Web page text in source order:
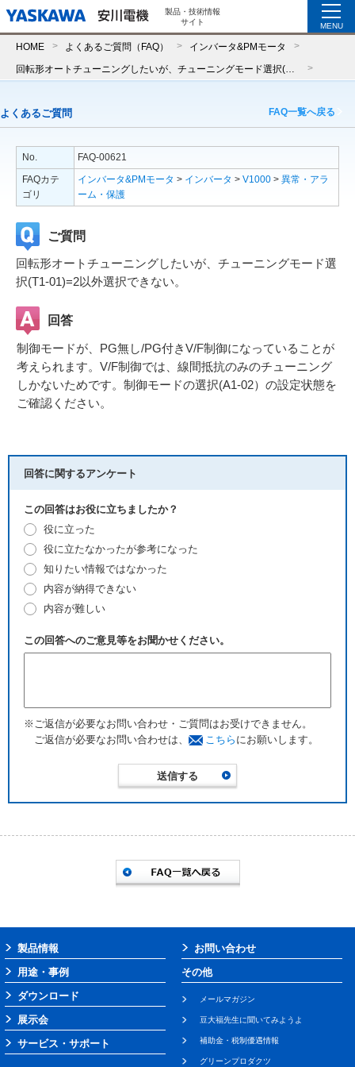
製品・技術情報
サイト
MENU
HOME よくあるご質問（FAQ） インバータ&PMモータ
よくあるご質問 FAQ一覧へ戻る
No.
FAQ-00621
FAQカテ
ゴリ
インバータ&PMモータ > インバータ > V1000 > 異常・アラ
ーム・保護
ご質問
回転形オートチューニングしたいが、チューニングモード選
択(T1-01)=2以外選択できない。
回答
制御モードが、PG無し/PG付きV/F制御になっていることが
考えられます。V/F制御では、線間抵抗のみのチューニング
しかないためです。制御モードの選択(A1-02）の設定状態を
ご確認ください。
回答に関するアンケート
この回答はお役に立ちましたか？
役に立った
役に立たなかったが参考になった
知りたい情報ではなかった
内容が納得できない
内容が難しい
この回答へのご意見等をお聞かせください。
※ご返信が必要なお問い合わせ・ご質問はお受けできません。
ご返信が必要なお問い合わせは、
こちら にお願いします。
製品情報
用途・事例
ダウンロード
展示会
サービス・サポート
お問い合わせ
その他
メールマガジン
豆大福先生に聞いてみようよ
補助金・税制優遇情報
グリーンプロダクツ